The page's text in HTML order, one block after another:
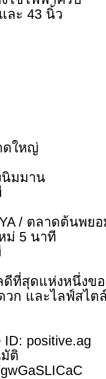
ละ 43 นิ้ว
ดใหญ่
นิมมาน
/ ตลาดต้นพย
ม่ 5 นาที
ดีที่สุดแห่งหนึ่งขอ
ก และไลฟ์สไต
ID: positive.ag
ไลน์อัต